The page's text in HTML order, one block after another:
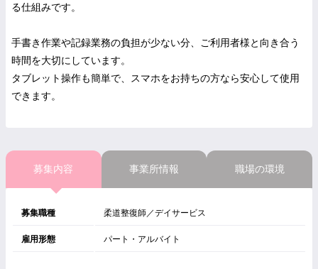
る仕組みです。
手書き作業や記録業務の負担が少ない分、ご利用者様と向き合う
時間を大切にしています。
タブレット操作も簡単で、スマホをお持ちの方なら安心して使用
できます。
募集内容 事業所情報 職場の環境
募集職種 柔道整復師／デイサービス
雇用形態 パート・アルバイト